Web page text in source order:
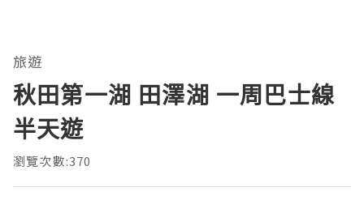
旅遊
秋田第一湖 田澤湖 一周巴士線
半天遊
瀏覽次數:370